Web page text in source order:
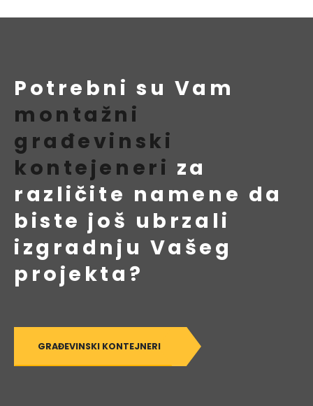
Potrebni su Vam
montažni
građevinski
kontejeneri za
različite namene da
biste još ubrzali
izgradnju Vašeg
projekta?
GRAĐEVINSKI KONTEJNERI